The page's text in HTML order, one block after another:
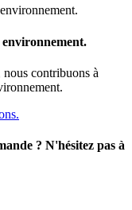
nous contribuons à
? N'hésitez pas à